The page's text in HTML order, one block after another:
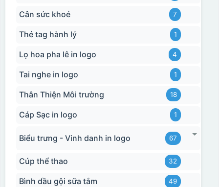
Cân sức khoẻ 7
Thẻ tag hành lý 1
Lọ hoa pha lê in logo 4
Tai nghe in logo 1
Thân Thiện Môi trường 18
Cáp Sạc in logo 1
Biểu trưng - Vinh danh in logo 67
Cúp thể thao 32
Bình dầu gội sữa tắm 49